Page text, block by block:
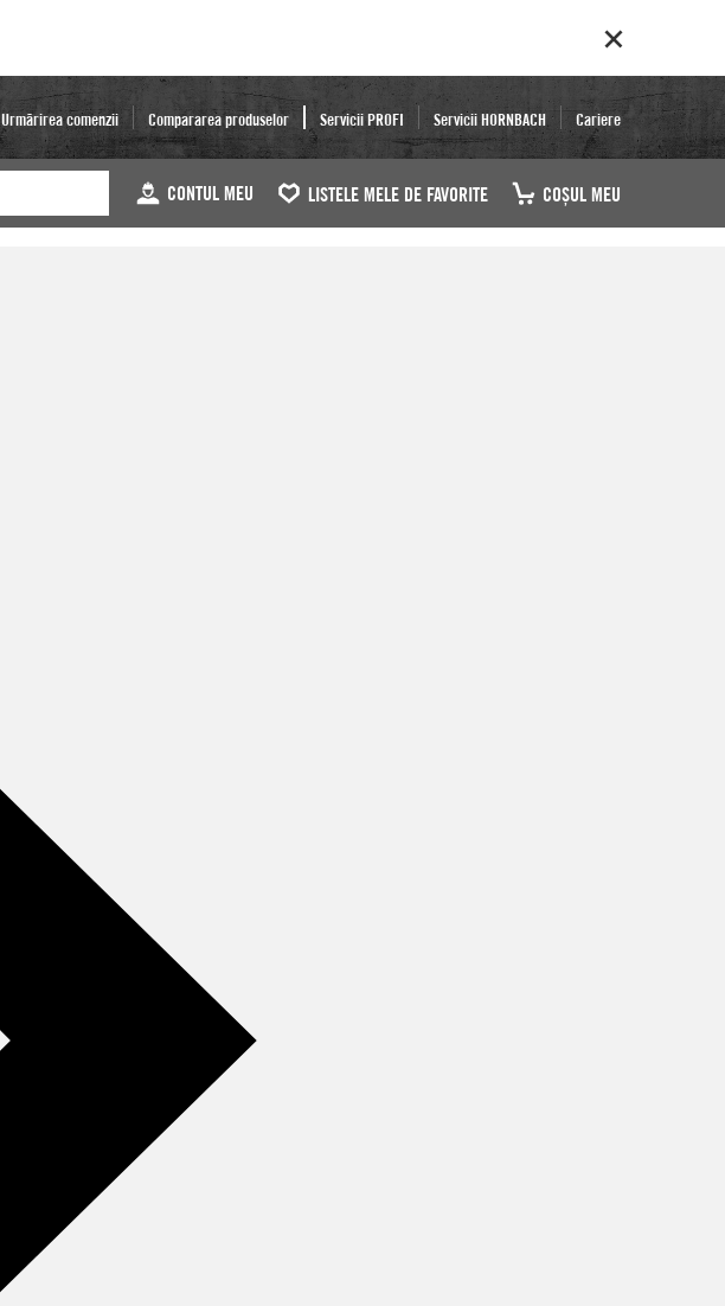
Urmărirea comenzii Compararea produselor Servicii PROFI Servicii HORNBACH Cariere
CONTUL MEU LISTELE MELE DE FAVORITE COŞUL MEU